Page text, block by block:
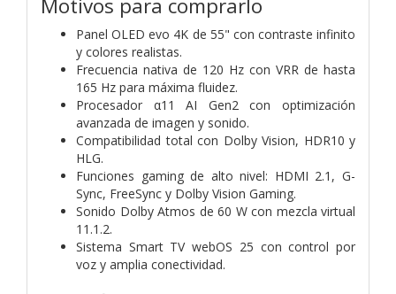
Panel OLED evo 4K de 55" con contraste infinito
y colores realistas.
Frecuencia nativa de 120 Hz con VRR de hasta
165 Hz para máxima fluidez.
Procesador α11 AI Gen2 con optimización
avanzada de imagen y sonido.
Compatibilidad total con Dolby Vision, HDR10 y
HLG.
Funciones gaming de alto nivel: HDMI 2.1, G-
Sync, FreeSync y Dolby Vision Gaming.
Sonido Dolby Atmos de 60 W con mezcla virtual
11.1.2.
Sistema Smart TV webOS 25 con control por
voz y amplia conectividad.